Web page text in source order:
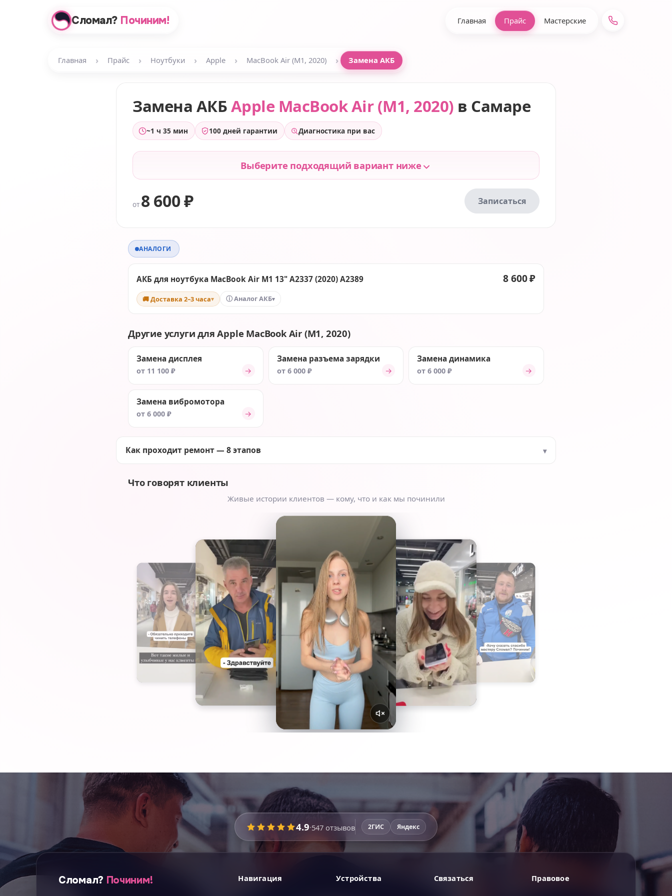
Сломал? Починим! Главная Прайс Мастерские
Главная › Прайс › Ноутбуки › Apple › MacBook Air (M1, 2020) › Замена АКБ
Замена АКБApple MacBook Air (M1, 2020) в Самаре
~1 ч 35 мин 100 дней гарантии Диагностика при вас
Выберите подходящий вариант ниже
от 8 600 ₽ Записаться
АНАЛОГИ
АКБ для ноутбука MacBook Air M1 13" A2337 (2020) A2389 8 600 ₽
🚚 Доставка 2–3 часа▾ ⓘ Аналог АКБ▾
Другие услуги для Apple MacBook Air (M1, 2020)
Замена дисплея
от 11 100 ₽ →
Замена разъема зарядки
от 6 000 ₽ →
Замена динамика
от 6 000 ₽ →
Замена вибромотора
от 6 000 ₽ →
Как проходит ремонт — 8 этапов
Что говорят клиенты
Живые истории клиентов — кому, что и как мы починили
4.9·547 отзывов 2ГИС Яндекс
Сломал? Починим! Навигация Устройства Связаться Правовое